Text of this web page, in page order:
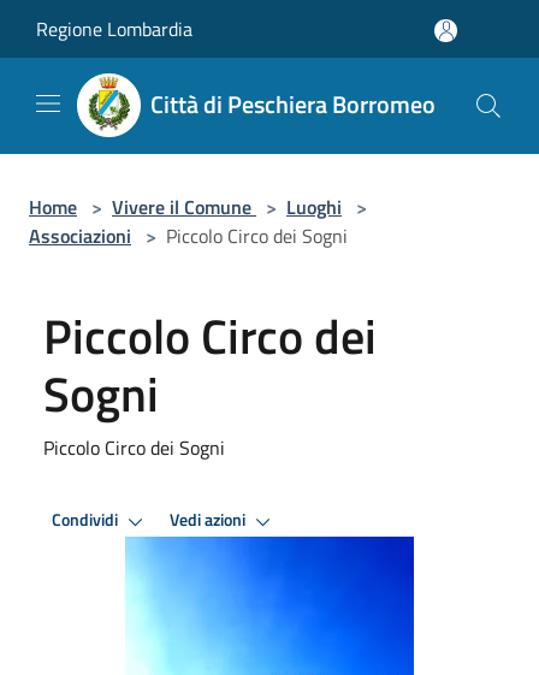
Regione Lombardia
Città di Peschiera Borromeo
Home > Vivere il Comune > Luoghi >
Associazioni > Piccolo Circo dei Sogni
Piccolo Circo dei
Sogni
Piccolo Circo dei Sogni
Condividi Vedi azioni